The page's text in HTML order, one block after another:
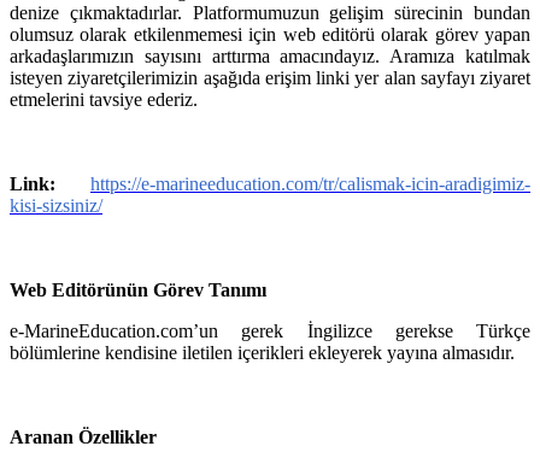
denize çıkmaktadırlar. Platformumuzun gelişim sürecinin bundan
olumsuz olarak etkilenmemesi için web editörü olarak görev yapan
arkadaşlarımızın sayısını arttırma amacındayız. Aramıza katılmak
isteyen ziyaretçilerimizin aşağıda erişim linki yer alan sayfayı ziyaret
etmelerini tavsiye ederiz.
Link:
https://e-marineeducation.com/tr/calismak-icin-aradigimiz-
kisi-sizsiniz/
Web Editörünün Görev Tanımı
e-MarineEducation.com’un gerek İngilizce gerekse Türkçe
bölümlerine kendisine iletilen içerikleri ekleyerek yayına almasıdır.
Aranan Özellikler